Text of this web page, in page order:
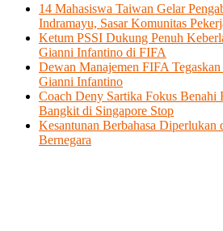
14 Mahasiswa Taiwan Gelar
Indramayu, Sasar Komunitas
Ketum PSSI Dukung Penuh
Gianni Infantino di FIFA
Dewan Manajemen FIFA
Gianni Infantino
Coach Deny Sartika Fokus Benahi
Bangkit di Singapore Stop
Kesantunan Berbahasa Diperlukan
Bernegara